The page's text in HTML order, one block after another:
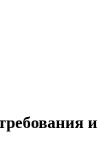
и